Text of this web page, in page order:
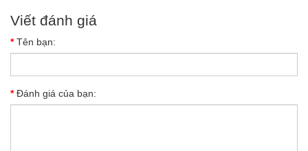
Viết đánh giá
Tên bạn:
Đánh giá của bạn: